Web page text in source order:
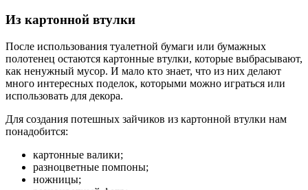
Из картонной втулки
После использования туалетной бумаги или бумажных
полотенец остаются картонные втулки, которые выбрасывают,
как ненужный мусор. И мало кто знает, что из них делают
много интересных поделок, которыми можно играться или
использовать для декора.
Для создания потешных зайчиков из картонной втулки нам
понадобится:
картонные валики;
разноцветные помпоны;
ножницы;